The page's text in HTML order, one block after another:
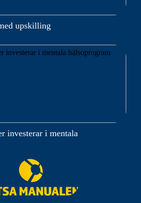
upskilling
investerar i mentala